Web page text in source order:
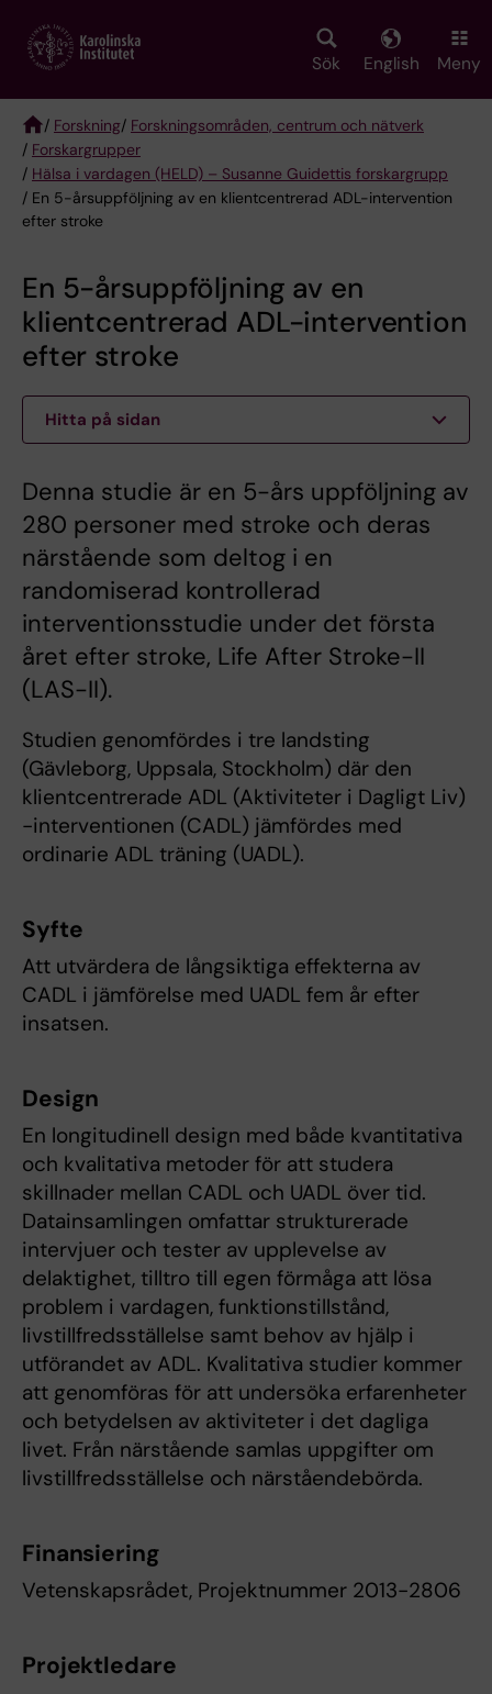
main
Sök English Meny
Breadcrumb
/ Forskning/ Forskningsområden, centrum och nätverk
/ Forskargrupper
/ Hälsa i vardagen (HELD) – Susanne Guidettis forskargrupp
/ En 5-årsuppföljning av en klientcentrerad ADL-intervention
efter stroke
En 5-årsuppföljning av en
klientcentrerad ADL-intervention
efter stroke
Hitta på sidan
Denna studie är en 5-års uppföljning av
280 personer med stroke och deras
närstående som deltog i en
randomiserad kontrollerad
interventionsstudie under det första
året efter stroke, Life After Stroke-II
(LAS-II).
Studien genomfördes i tre landsting
(Gävleborg, Uppsala, Stockholm) där den
klientcentrerade ADL (Aktiviteter i Dagligt Liv)
-interventionen (CADL) jämfördes med
ordinarie ADL träning (UADL).
Syfte
Att utvärdera de långsiktiga effekterna av
CADL i jämförelse med UADL fem år efter
insatsen.
Design
En longitudinell design med både kvantitativa
och kvalitativa metoder för att studera
skillnader mellan CADL och UADL över tid.
Datainsamlingen omfattar strukturerade
intervjuer och tester av upplevelse av
delaktighet, tilltro till egen förmåga att lösa
problem i vardagen, funktionstillstånd,
livstillfredsställelse samt behov av hjälp i
utförandet av ADL. Kvalitativa studier kommer
att genomföras för att undersöka erfarenheter
och betydelsen av aktiviteter i det dagliga
livet. Från närstående samlas uppgifter om
livstillfredsställelse och närståendebörda.
Finansiering
Vetenskapsrådet, Projektnummer 2013-2806
Projektledare